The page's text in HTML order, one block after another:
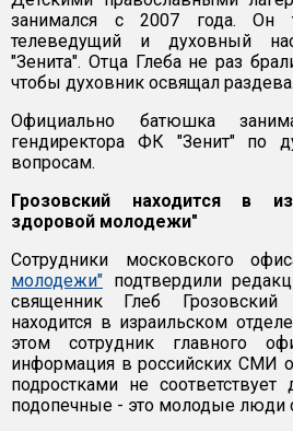
занимался с 2007 года. Он
телеведущий и духовный
"Зенита". Отца Глеба не раз
чтобы духовник освящал
Официально батюшка
гендиректора ФК "Зенит" по
вопросам.
Грозовский находится в
здоровой молодежи"
Сотрудники московского
молодежи" подтвердили
священник Глеб
находится в израильском
этом сотрудник главного
информация в российских СМИ о
подростками не соответствует
подопечные - это молодые люди